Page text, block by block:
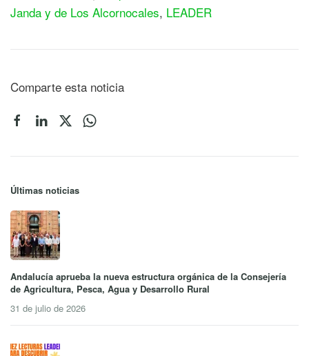
Janda y de Los Alcornocales, LEADER
Comparte esta noticia
Últimas noticias
Andalucía aprueba la nueva estructura orgánica de la Consejería
de Agricultura, Pesca, Agua y Desarrollo Rural
31 de julio de 2026